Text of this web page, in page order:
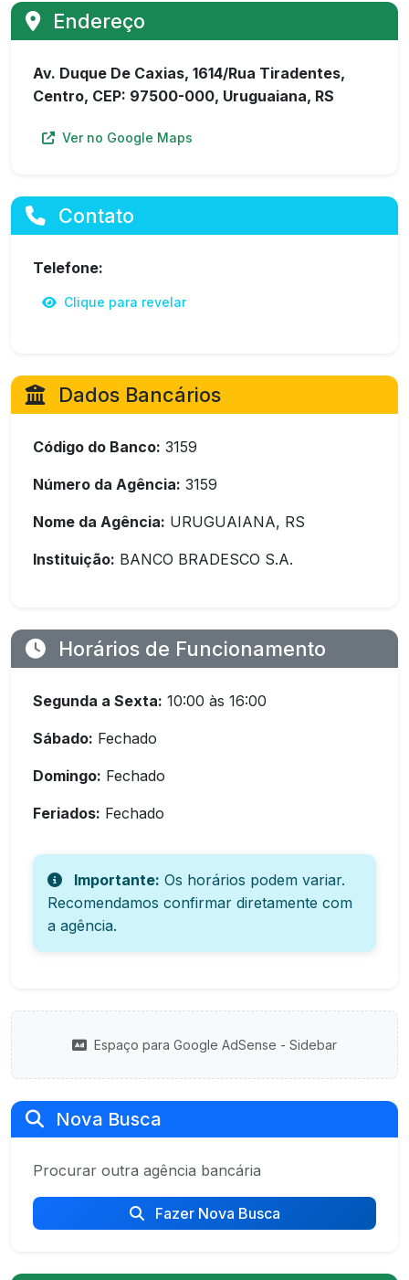
Endereço
Av. Duque De Caxias, 1614/Rua Tiradentes,
Centro, CEP: 97500-000, Uruguaiana, RS
Ver no Google Maps
Contato
Telefone:
Clique para revelar
Dados Bancários
Código do Banco: 3159
Número da Agência: 3159
Nome da Agência: URUGUAIANA, RS
Instituição: BANCO BRADESCO S.A.
Horários de Funcionamento
Segunda a Sexta: 10:00 às 16:00
Sábado: Fechado
Domingo: Fechado
Feriados: Fechado
Importante: Os horários podem variar.
Recomendamos confirmar diretamente com
a agência.
Espaço para Google AdSense - Sidebar
Nova Busca
Procurar outra agência bancária
Fazer Nova Busca